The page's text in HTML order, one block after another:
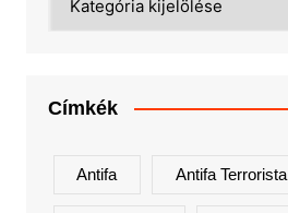
Címkék
Antifa Antifa Terrorista